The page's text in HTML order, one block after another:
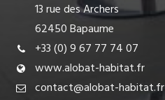
13 rue des Archers
62450 Bapaume
+33 (0) 9 67 77 74 07
www.alobat-habitat.fr
contact@alobat-habitat.fr